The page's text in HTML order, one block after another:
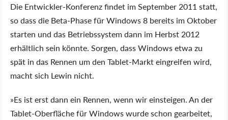
Die Entwickler-Konferenz findet im September 2011 statt,
so dass die Beta-Phase für Windows 8 bereits im Oktober
starten und das Betriebssystem dann im Herbst 2012
erhältlich sein könnte. Sorgen, dass Windows etwa zu
spät in das Rennen um den Tablet-Markt eingreifen wird,
macht sich Lewin nicht.
»Es ist erst dann ein Rennen, wenn wir einsteigen. An der
Tablet-Oberfläche für Windows wurde schon gearbeitet,